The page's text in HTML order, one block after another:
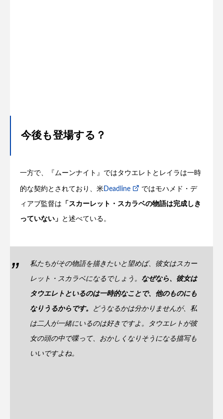
今後も登場する？
一方で、『ムーンナイト』ではタウエレトとレイラは一時
的な契約とされており、米Deadline ではモハメド・デ
ィアブ監督は 「スカーレット・スカラベの物語は完成しき
っていない」 と述べている。
私たちがその物語を描きたいと望めば、彼女はスカー
レット・スカラベになるでしょう。 なぜなら、彼女は
タウエレトといるのは一時的なことで、他のものにも
なりうるからです。 どうなるかは分かりませんが、私
は二人が一緒にいるのは好きですよ。タウエレトが彼
女の頭の中で喋って、おかしくなりそうになる描写も
いいですよね。